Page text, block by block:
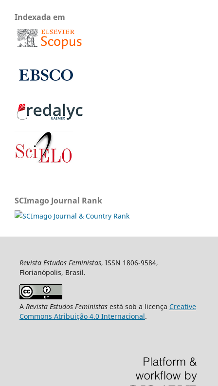
Indexada em
SCImago Journal Rank
Revista Estudos Feministas, ISSN 1806-9584,
Florianópolis, Brasil.
A Revista Estudos Feministasestá sob a licença Creative
Commons Atribuição 4.0 Internacional.